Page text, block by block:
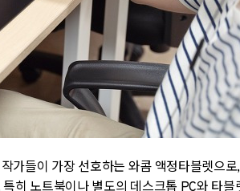
가들이 가장 선호하는 와콤 액정타블렛으로
특히 노트북이나 별도의 데스크톱 PC와 타블